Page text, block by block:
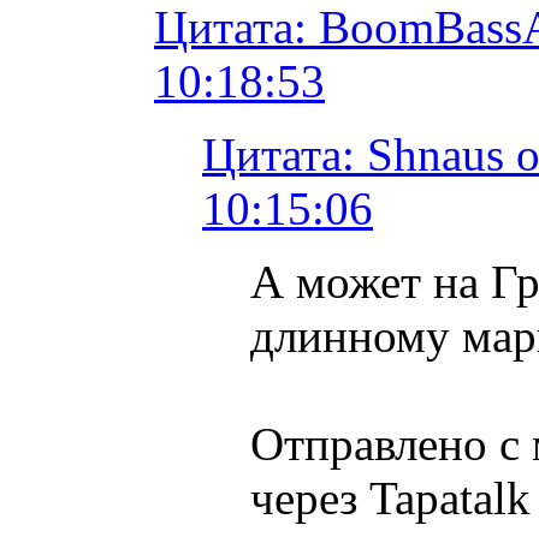
Цитата:
10:18:53
Цитата: Shnaus
10:15:06
А может на
длинному
Отправлено
через Tapatalk